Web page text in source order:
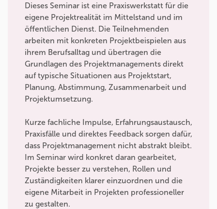
Dieses Seminar ist eine Praxiswerkstatt für die
eigene Projektrealität im Mittelstand und im
öffentlichen Dienst. Die Teilnehmenden
arbeiten mit konkreten Projektbeispielen aus
ihrem Berufsalltag und übertragen die
Grundlagen des Projektmanagements direkt
auf typische Situationen aus Projektstart,
Planung, Abstimmung, Zusammenarbeit und
Projektumsetzung.
Kurze fachliche Impulse, Erfahrungsaustausch,
Praxisfälle und direktes Feedback sorgen dafür,
dass Projektmanagement nicht abstrakt bleibt.
Im Seminar wird konkret daran gearbeitet,
Projekte besser zu verstehen, Rollen und
Zuständigkeiten klarer einzuordnen und die
eigene Mitarbeit in Projekten professioneller
zu gestalten.